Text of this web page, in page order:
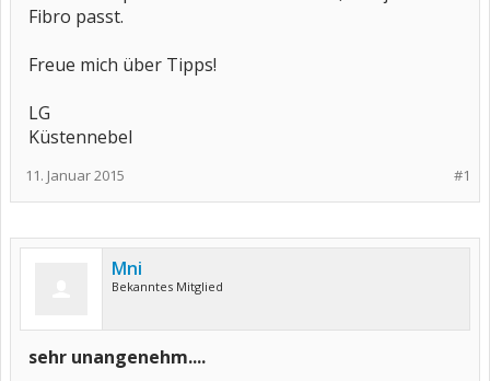
Fibro passt.
Freue mich über Tipps!
LG
Küstennebel
#1
11. Januar 2015
Mni
Bekanntes Mitglied
sehr unangenehm....